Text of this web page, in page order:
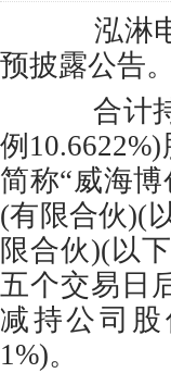
泓淋电
预披露公告。
合计持
例
简称“威海
(有限合伙)(
限合伙)(以
五个交易日
减持公司
1%)。